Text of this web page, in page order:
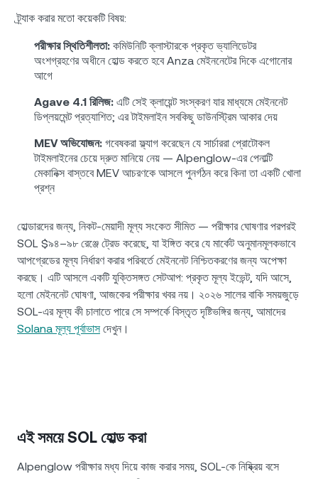
ট্র্যাক করার মতো কয়েকটি বিষয়:
পরীক্ষার স্থিতিশীলতা: কমিউনিটি ক্লাস্টারকে প্রকৃত ভ্যালিডেটর
অংশগ্রহণের অধীনে হোল্ড করতে হবে Anza মেইননেটের দিকে এগোনোর
আগে
Agave 4.1 রিলিজ: এটি সেই ক্লায়েন্ট সংস্করণ যার মাধ্যমে মেইননেট
ডিপ্লয়মেন্ট প্রত্যাশিত; এর টাইমলাইন সবকিছু ডাউনস্ট্রিম আকার দেয়
MEV অভিযোজন: গবেষকরা ফ্ল্যাগ করেছেন যে সার্চাররা প্রোটোকল
টাইমলাইনের চেয়ে দ্রুত মানিয়ে নেয় — Alpenglow-এর পেনাল্টি
মেকানিক্স বাস্তবে MEV আচরণকে আসলে পুনর্গঠন করে কিনা তা একটি খোলা
প্রশ্ন
হোল্ডারদের জন্য, নিকট-মেয়াদী মূল্য সংকেত সীমিত — পরীক্ষার ঘোষণার পরপরই
SOL $৯৪–৯৮ রেঞ্জে ট্রেড করেছে, যা ইঙ্গিত করে যে মার্কেট অনুমানমূলকভাবে
আপগ্রেডের মূল্য নির্ধারণ করার পরিবর্তে মেইননেট নিশ্চিতকরণের জন্য অপেক্ষা
করছে। এটি আসলে একটি যুক্তিসঙ্গত সেটআপ: প্রকৃত মূল্য ইভেন্ট, যদি আসে,
হলো মেইননেট ঘোষণা, আজকের পরীক্ষার খবর নয়। ২০২৬ সালের বাকি সময়জুড়ে
SOL-এর মূল্য কী চালাতে পারে সে সম্পর্কে বিস্তৃত দৃষ্টিভঙ্গির জন্য, আমাদের
Solana মূল্য পূর্বাভাসদেখুন।
এই সময়ে SOL হোল্ড করা
Alpenglow পরীক্ষার মধ্য দিয়ে কাজ করার সময়, SOL-কে নিষ্ক্রিয় বসে